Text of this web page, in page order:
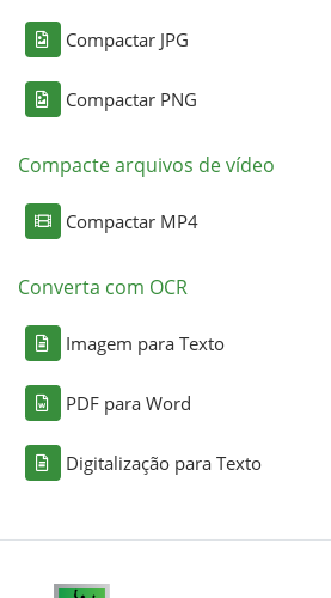
Compactar JPG
Compactar PNG
Compacte arquivos de vídeo
Compactar MP4
Converta com OCR
Imagem para Texto
PDF para Word
Digitalização para Texto